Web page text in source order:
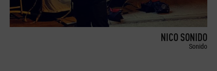
NICO SONIDO
Sonido